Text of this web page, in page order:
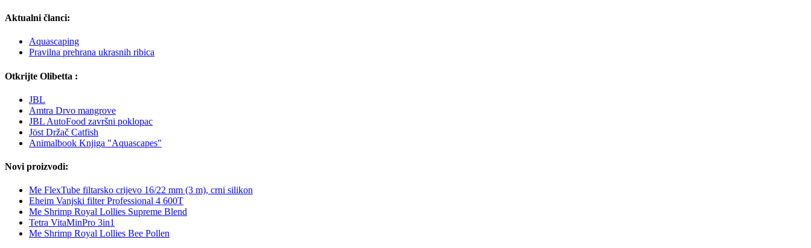
Aktualni članci:
Aquascaping
Pravilna prehrana ukrasnih ribica
Otkrijte Olibetta :
JBL
Amtra Drvo mangrove
JBL AutoFood završni poklopac
Jöst Držač Catfish
Animalbook Knjiga "Aquascapes"
Novi proizvodi:
Me FlexTube filtarsko crijevo 16/22 mm (3 m), crni silikon
Eheim Vanjski filter Professional 4 600T
Me Shrimp Royal Lollies Supreme Blend
Tetra VitaMinPro 3in1
Me Shrimp Royal Lollies Bee Pollen